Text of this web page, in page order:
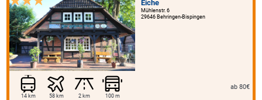
Eiche
Mühlenstr. 6
29646 Behringen-Bispingen
14 km 58 km 2 km 100 m
ab 80€